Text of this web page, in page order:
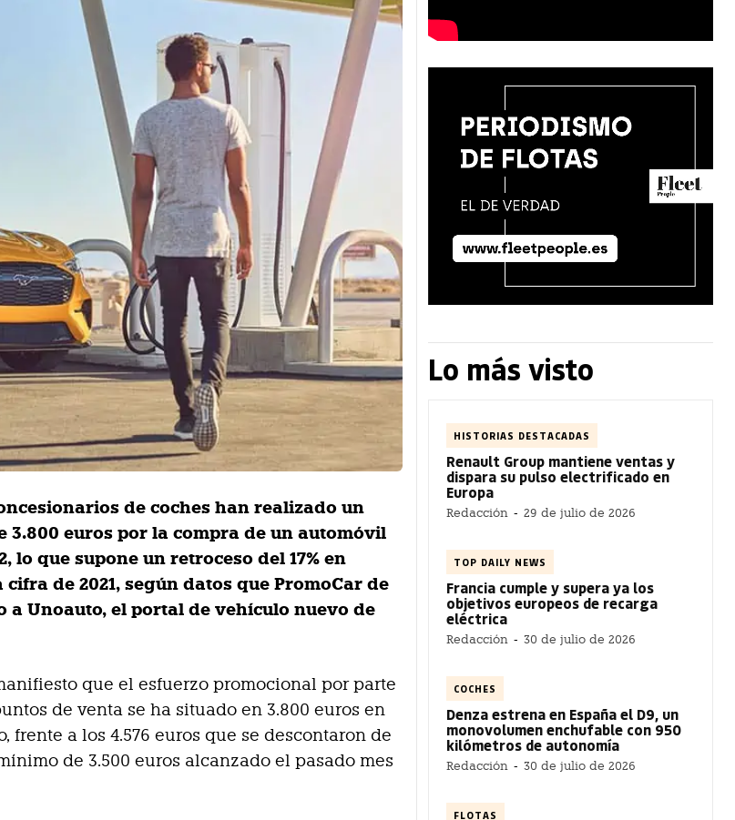
de coches han realizado un
3.800 euros por la compra de un automóvil
lo que supone un retroceso del 17% en
de 2021, según datos que PromoCar de
Unoauto, el portal de vehículo nuevo de
que el esfuerzo promocional por parte
de venta se ha situado en 3.800 euros en
frente a los 4.576 euros que se descontaron de
de 3.500 euros alcanzado el pasado mes
Lo más visto
HISTORIAS DESTACADAS
Renault Group mantiene ventas y
dispara su pulso electrificado en
Europa
Redacción - 29 de julio de 2026
TOP DAILY NEWS
Francia cumple y supera ya los
objetivos europeos de recarga
eléctrica
Redacción - 30 de julio de 2026
COCHES
Denza estrena en España el D9, un
monovolumen enchufable con 950
kilómetros de autonomía
Redacción - 30 de julio de 2026
FLOTAS